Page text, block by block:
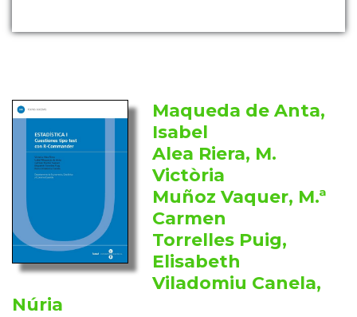
Maqueda de Anta,
Isabel
Alea Riera, M.
Victòria
Muñoz Vaquer, M.ª
Carmen
Torrelles Puig,
Elisabeth
Viladomiu Canela,
Núria